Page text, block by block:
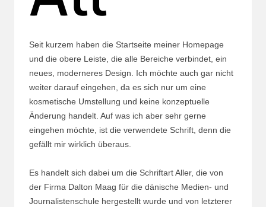
Seit kurzem haben die Startseite meiner Homepage
und die obere Leiste, die alle Bereiche verbindet, ein
neues, moderneres Design. Ich möchte auch gar nicht
weiter darauf eingehen, da es sich nur um eine
kosmetische Umstellung und keine konzeptuelle
Änderung handelt. Auf was ich aber sehr gerne
eingehen möchte, ist die verwendete Schrift, denn die
gefällt mir wirklich überaus.
Es handelt sich dabei um die Schriftart Aller, die von
der Firma Dalton Maag für die dänische Medien- und
Journalistenschule hergestellt wurde und von letzterer